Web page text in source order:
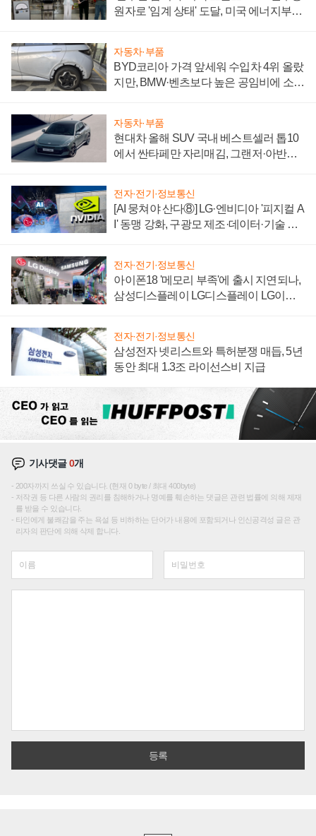
원자로 '임계 상태' 도달, 미국 에너지부
자동차·부품
BYD코리아 가격 앞세워 수입차 4위 올랐
지만, BMW·벤츠보다 높은 공임비에 소비
자동차·부품
현대차 올해 SUV 국내 베스트셀러 톱10
에서 싼타페만 자리매김, 그랜저·아반떼
전자·전기·정보통신
[AI 뭉쳐야 산다⑧] LG·엔비디아 '피지컬 A
I' 동맹 강화, 구광모 제조·데이터·기술 결
전자·전기·정보통신
아이폰18 '메모리 부족'에 출시 지연되나,
삼성디스플레이 LG디스플레이 LG이노
전자·전기·정보통신
삼성전자 넷리스트와 특허분쟁 매듭, 5년
동안 최대 1.3조 라이선스비 지급
기사댓글0개
200자까지 쓰실 수 있습니다. (현재 0 byte / 최대 400byte)
저작권 등 다른 사람의 권리를 침해하거나 명예를 훼손하는 댓글은 관련 법률에 의해 제재
를 받을 수 있습니다.
타인에게 불쾌감을 주는 욕설 등 비하하는 단어가 내용에 포함되거나 인신공격성 글은 관
리자의 판단에 의해 삭제 합니다.